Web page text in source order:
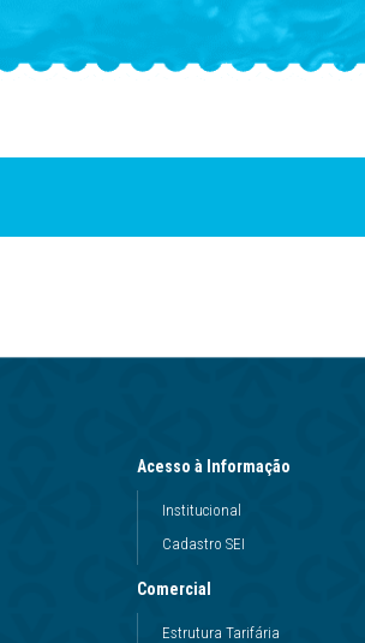
Acesso à Informação
Institucional
Cadastro SEI
Comercial
Estrutura Tarifária